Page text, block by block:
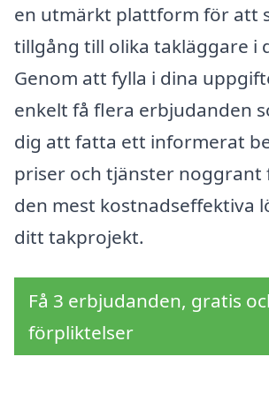
en utmärkt plattform för att
tillgång till olika takläggare i
Genom att fylla i dina
enkelt få flera erbjudanden
dig att fatta ett informerat
priser och tjänster
den mest kostnadseffektiva
ditt takprojekt.
Få 3 erbjudanden, gratis
förpliktelser